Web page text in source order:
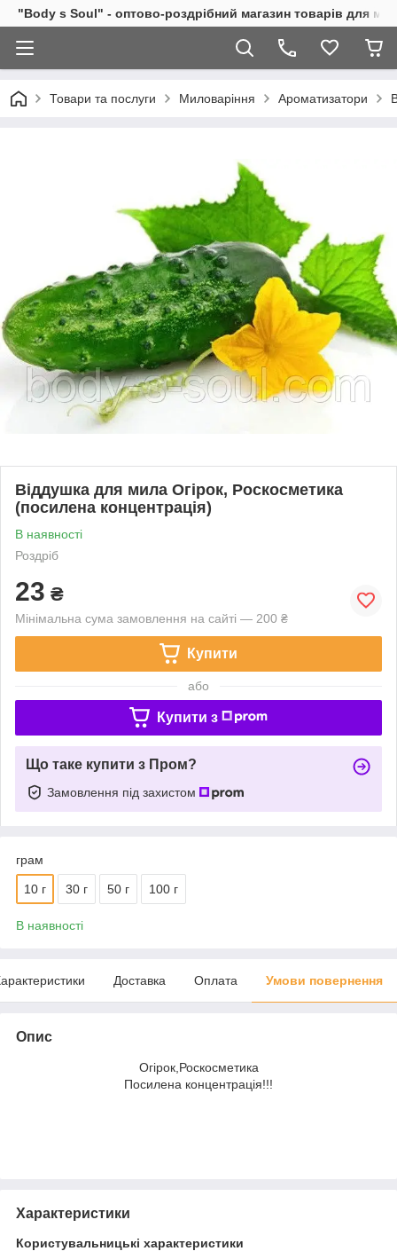
"Body s Soul" - оптово-роздрібний магазин товарів для
Товари та послуги Миловаріння Ароматизатори
Віддушка для мила Огірок, Роскосметика
(посилена концентрація)
В наявності
Роздріб
23 ₴
Мінімальна сума замовлення на сайті — 200 ₴
Купити
або
Купити з
Що таке купити з Пром?
Замовлення під захистом
грам
10 г 30 г 50 г 100 г
В наявності
Доставка Оплата Умови повернення
Опис
Огірок,Роскосметика
Посилена концентрація!!!
Характеристики
Користувальницькі характеристики